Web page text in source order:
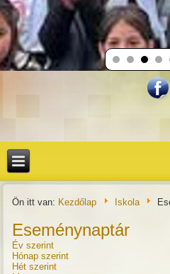
Ön itt van: Kezdőlap Iskola
Eseménynaptár
Év szerint
Hónap szerint
Hét szerint